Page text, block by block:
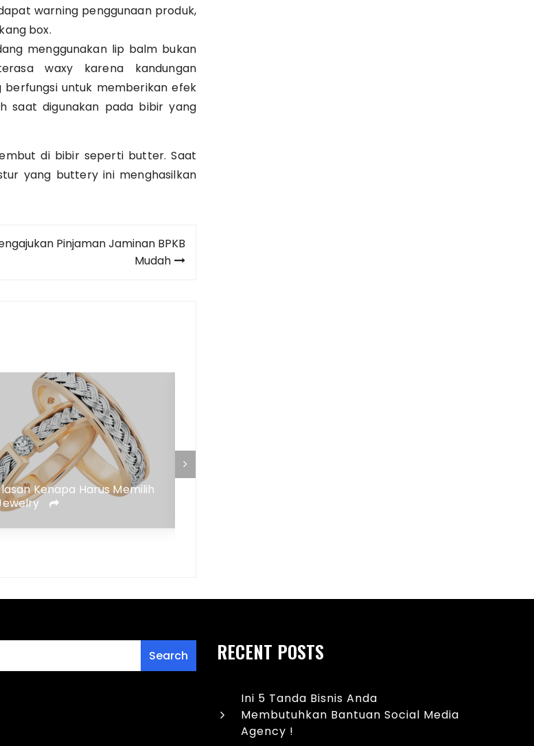
warning penggunaan produk,
box.
menggunakan lip balm bukan
waxy karena kandungan
untuk memberikan efek
saat digunakan pada bibir yang
di bibir seperti butter. Saat
yang buttery ini menghasilkan
Pinjaman Jaminan BPKB
Mudah
Kenapa Harus Memilih
RECENT POSTS
Ini 5 Tanda Bisnis Anda
Membutuhkan Bantuan Social Media
Agency !